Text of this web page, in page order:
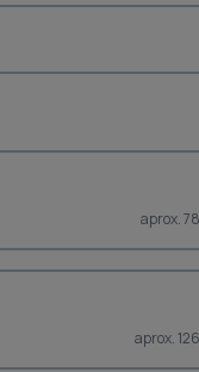
aprox.
aprox.